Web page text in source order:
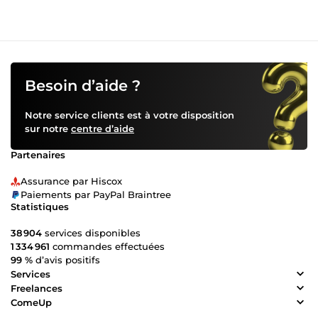
Besoin d’aide ?
Notre service clients est à votre disposition
sur notre centre d’aide
Partenaires
Assurance par Hiscox
Paiements par PayPal Braintree
Statistiques
38 904 services disponibles
1 334 961 commandes effectuées
99 % d’avis positifs
Services
Freelances
ComeUp